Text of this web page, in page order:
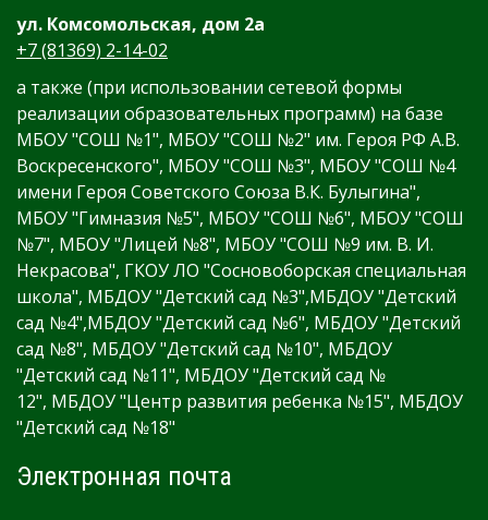
ул. Комсомольская, дом 2а
+7 (81369) 2-14-02
а также (при использовании сетевой формы
реализации образовательных программ) на базе
МБОУ "СОШ №1", МБОУ "СОШ №2" им. Героя РФ А.В.
Воскресенского", МБОУ "СОШ №3", МБОУ "СОШ №4
имени Героя Советского Союза В.К. Булыгина",
МБОУ "Гимназия №5", МБОУ "СОШ №6", МБОУ "СОШ
№7", МБОУ "Лицей №8", МБОУ "СОШ №9 им. В. И.
Некрасова", ГКОУ ЛО "Сосновоборская специальная
школа", МБДОУ "Детский сад №3",МБДОУ "Детский
сад №4",МБДОУ "Детский сад №6", МБДОУ "Детский
сад №8", МБДОУ "Детский сад №10", МБДОУ
"Детский сад №11", МБДОУ "Детский сад №
12", МБДОУ "Центр развития ребенка №15", МБДОУ
"Детский сад №18"
Электронная почта